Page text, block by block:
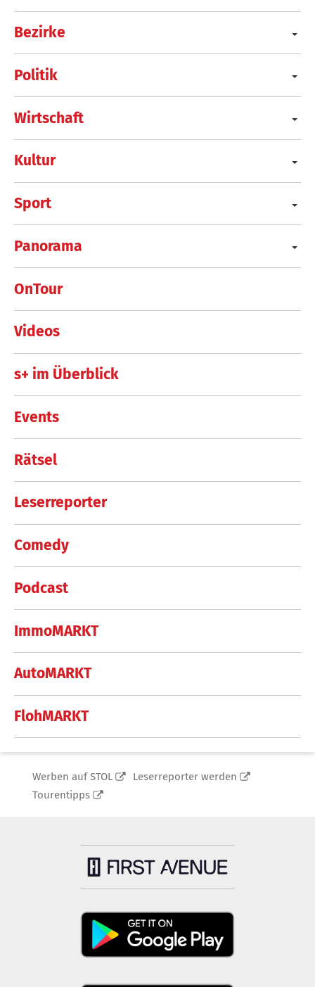
Bezirke
Politik
Wirtschaft
Kultur
Sport
Panorama
OnTour
Videos
s+ im Überblick
Events
Rätsel
Leserreporter
Comedy
Podcast
ImmoMARKT
AutoMARKT
FlohMARKT
Werben auf STOL
Leserreporter werden
Tourentipps